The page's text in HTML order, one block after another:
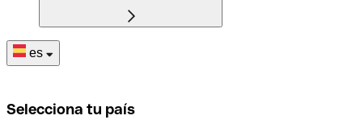
es
Selecciona tu país